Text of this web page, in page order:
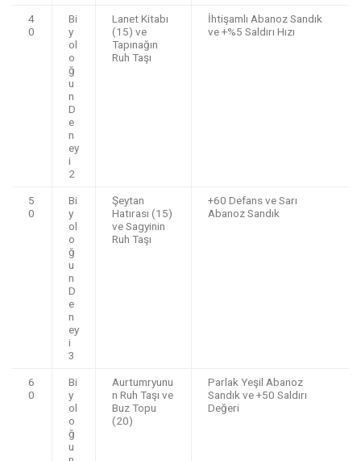
4
0
Bi
y
ol
o
ğ
u
n
D
e
n
ey
i
2
Lanet Kitabı
(15) ve
Tapınağın
Ruh Taşı
İhtişamlı Abanoz Sandık
ve +%5 Saldırı Hızı
5
0
Bi
y
ol
o
ğ
u
n
D
e
n
ey
i
3
Şeytan
Hatırası (15)
ve Sagyinin
Ruh Taşı
+60 Defans ve Sarı
Abanoz Sandık
6
0
Bi
y
ol
o
ğ
u
Aurtumryunu
n Ruh Taşı ve
Buz Topu
(20)
Parlak Yeşil Abanoz
Sandık ve +50 Saldırı
Değeri